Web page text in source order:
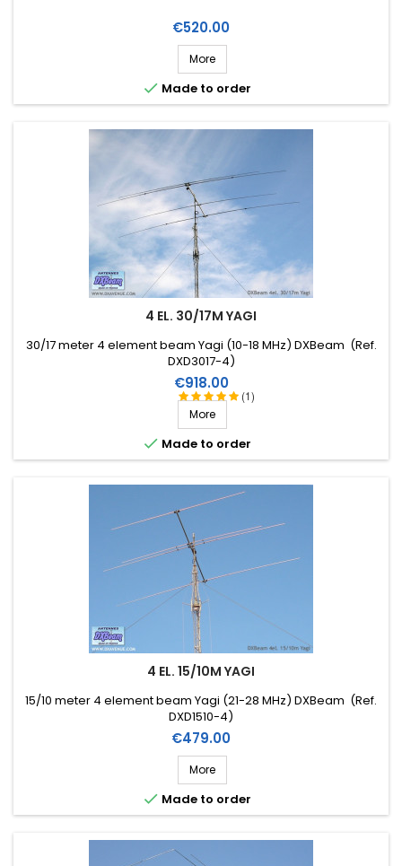
Price
€520.00
More
 Made to order
4 EL. 30/17M YAGI
(1)
30/17 meter 4 element beam Yagi (10-18 MHz) DXBeam (Ref.
DXD3017-4)
Price
€918.00
More
 Made to order
4 EL. 15/10M YAGI
15/10 meter 4 element beam Yagi (21-28 MHz) DXBeam (Ref.
DXD1510-4)
Price
€479.00
More
 Made to order